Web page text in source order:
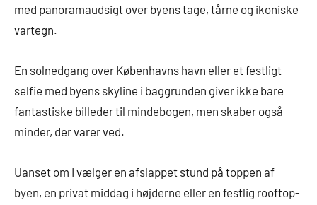
med panoramaudsigt over byens tage, tårne og ikoniske
vartegn.
En solnedgang over Københavns havn eller et festligt
selfie med byens skyline i baggrunden giver ikke bare
fantastiske billeder til mindebogen, men skaber også
minder, der varer ved.
Uanset om I vælger en afslappet stund på toppen af
byen, en privat middag i højderne eller en festlig rooftop-